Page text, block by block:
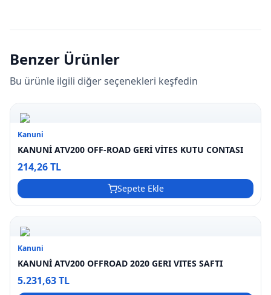
Benzer Ürünler
Bu ürünle ilgili diğer seçenekleri keşfedin
Kanuni
KANUNİ ATV200 OFF-ROAD GERİ VİTES KUTU CONTASI
214,26 TL
Sepete Ekle
Kanuni
KANUNİ ATV200 OFFROAD 2020 GERI VITES SAFTI
5.231,63 TL